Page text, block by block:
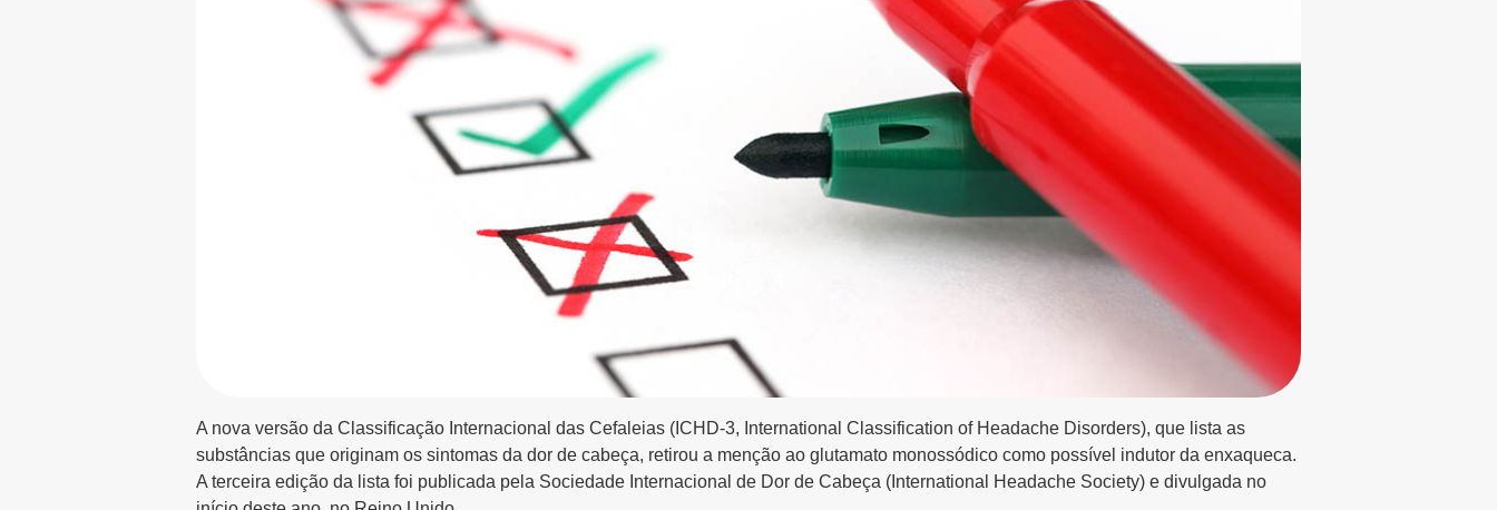
A nova versão da Classificação Internacional das Cefaleias (ICHD-3, International Classification of Headache Disorders), que lista as
substâncias que originam os sintomas da dor de cabeça, retirou a menção ao glutamato monossódico como possível indutor da enxaqueca.
A terceira edição da lista foi publicada pela Sociedade Internacional de Dor de Cabeça (International Headache Society) e divulgada no